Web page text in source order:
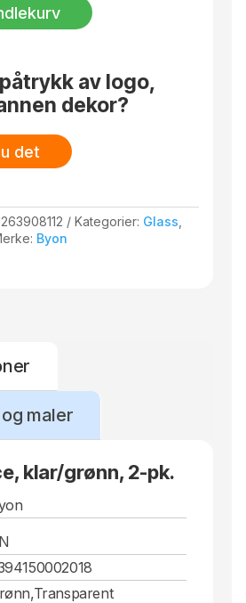
av logo,
dekor?
det
Kategorier: Glass
Byon
maler
klar/grønn, 2-pk.